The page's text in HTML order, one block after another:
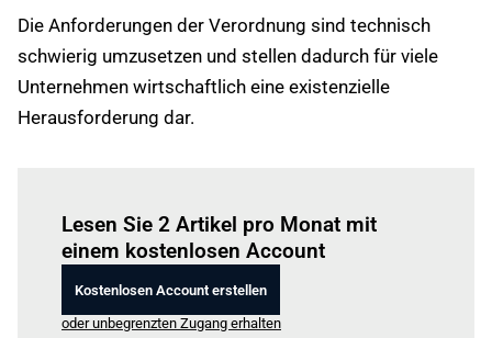
Die Anforderungen der Verordnung sind technisch
schwierig umzusetzen und stellen dadurch für viele
Unternehmen wirtschaftlich eine existenzielle
Herausforderung dar.
Lesen Sie 2 Artikel pro Monat mit
einem kostenlosen Account
Kostenlosen Account erstellen
oder unbegrenzten Zugang erhalten